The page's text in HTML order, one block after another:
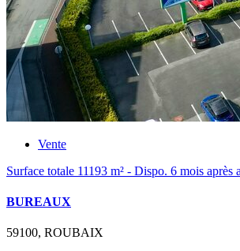
Vente
Surface totale 11193 m² - Dispo. 6 mois après
BUREAUX
59100, ROUBAIX